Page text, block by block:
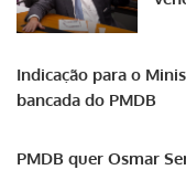
Indicação para o
bancada do PMDB
PMDB quer Osmar